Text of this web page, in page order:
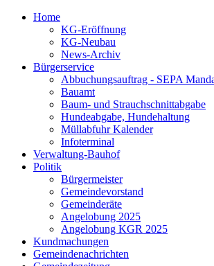
Home
KG-Eröffnung
KG-Neubau
News-Archiv
Bürgerservice
Abbuchungsauftrag - SEPA
Bauamt
Baum- und Strauchschnittabgabe
Hundeabgabe, Hundehaltung
Müllabfuhr Kalender
Infoterminal
Verwaltung-Bauhof
Politik
Bürgermeister
Gemeindevorstand
Gemeinderäte
Angelobung 2025
Angelobung KGR 2025
Kundmachungen
Gemeindenachrichten